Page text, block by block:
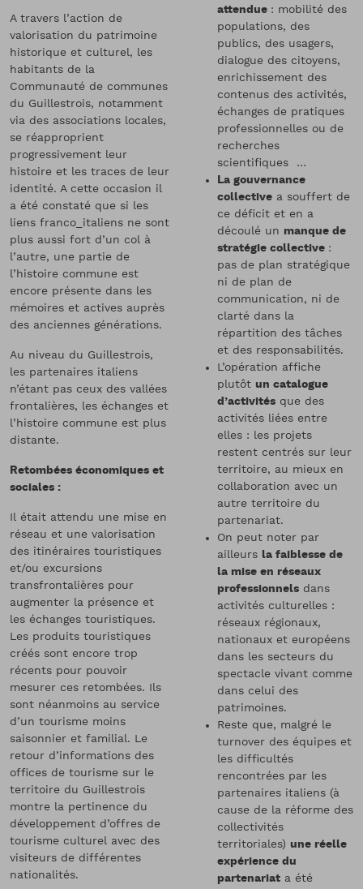
A travers l’action de
valorisation du patrimoine
historique et culturel, les
habitants de la
Communauté de communes
du Guillestrois, notamment
via des associations locales,
se réapproprient
progressivement leur
histoire et les traces de leur
identité. A cette occasion il
a été constaté que si les
liens franco_italiens ne sont
plus aussi fort d’un col à
l’autre, une partie de
l’histoire commune est
encore présente dans les
mémoires et actives auprès
des anciennes générations.
Au niveau du Guillestrois,
les partenaires italiens
n’étant pas ceux des vallées
frontalières, les échanges et
l’histoire commune est plus
distante.
Retombées économiques et
sociales :
Il était attendu une mise en
réseau et une valorisation
des itinéraires touristiques
et/ou excursions
transfrontalières pour
augmenter la présence et
les échanges touristiques.
Les produits touristiques
créés sont encore trop
récents pour pouvoir
mesurer ces retombées. Ils
sont néanmoins au service
d’un tourisme moins
saisonnier et familial. Le
retour d’informations des
offices de tourisme sur le
territoire du Guillestrois
montre la pertinence du
développement d’offres de
tourisme culturel avec des
visiteurs de différentes
nationalités.
attendue : mobilité des
populations, des
publics, des usagers,
dialogue des citoyens,
enrichissement des
contenus des activités,
échanges de pratiques
professionnelles ou de
recherches
scientifiques …
La gouvernance
collective a souffert de
ce déficit et en a
découlé un manque de
stratégie collective :
pas de plan stratégique
ni de plan de
communication, ni de
clarté dans la
répartition des tâches
et des responsabilités.
L’opération affiche
plutôt un catalogue
d’activités que des
activités liées entre
elles : les projets
restent centrés sur leur
territoire, au mieux en
collaboration avec un
autre territoire du
partenariat.
On peut noter par
ailleurs la faiblesse de
la mise en réseaux
professionnels dans
activités culturelles :
réseaux régionaux,
nationaux et européens
dans les secteurs du
spectacle vivant comme
dans celui des
patrimoines.
Reste que, malgré le
turnover des équipes et
les difficultés
rencontrées par les
partenaires italiens (à
cause de la réforme des
collectivités
territoriales) une réelle
expérience du
partenariat a été